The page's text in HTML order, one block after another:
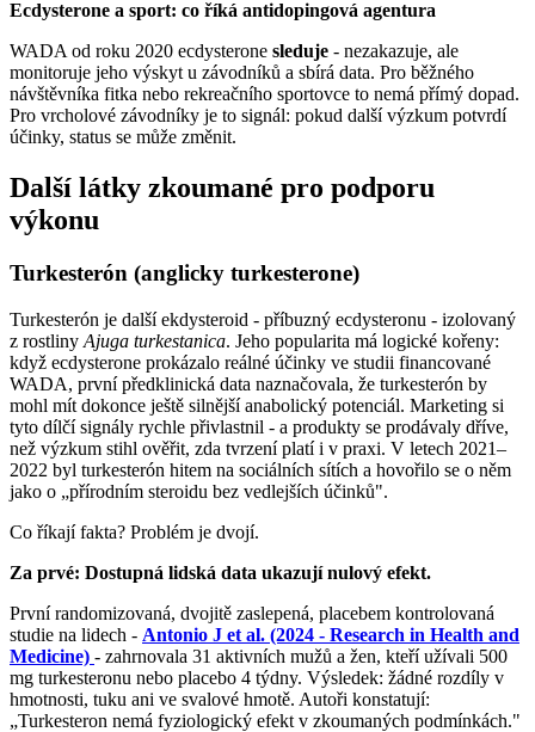
Ecdysterone a sport: co říká antidopingová agentura
WADA od roku 2020 ecdysterone sleduje - nezakazuje, ale
monitoruje jeho výskyt u závodníků a sbírá data. Pro běžného
návštěvníka fitka nebo rekreačního sportovce to nemá přímý dopad.
Pro vrcholové závodníky je to signál: pokud další výzkum potvrdí
účinky, status se může změnit.
Další látky zkoumané pro podporu
výkonu
Turkesterón (anglicky turkesterone)
Turkesterón je další ekdysteroid - příbuzný ecdysteronu - izolovaný
z rostliny Ajuga turkestanica. Jeho popularita má logické kořeny:
když ecdysterone prokázalo reálné účinky ve studii financované
WADA, první předklinická data naznačovala, že turkesterón by
mohl mít dokonce ještě silnější anabolický potenciál. Marketing si
tyto dílčí signály rychle přivlastnil - a produkty se prodávaly dříve,
než výzkum stihl ověřit, zda tvrzení platí i v praxi. V letech 2021–
2022 byl turkesterón hitem na sociálních sítích a hovořilo se o něm
jako o „přírodním steroidu bez vedlejších účinků".
Co říkají fakta? Problém je dvojí.
Za prvé: Dostupná lidská data ukazují nulový efekt.
První randomizovaná, dvojitě zaslepená, placebem kontrolovaná
studie na lidech - Antonio J et al. (2024 - Research in Health and
Medicine) - zahrnovala 31 aktivních mužů a žen, kteří užívali 500
mg turkesteronu nebo placebo 4 týdny. Výsledek: žádné rozdíly v
hmotnosti, tuku ani ve svalové hmotě. Autoři konstatují:
„Turkesteron nemá fyziologický efekt v zkoumaných podmínkách."